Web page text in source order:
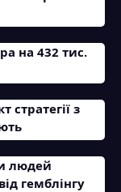
на 432 тис.
з
людей
гемблінгу